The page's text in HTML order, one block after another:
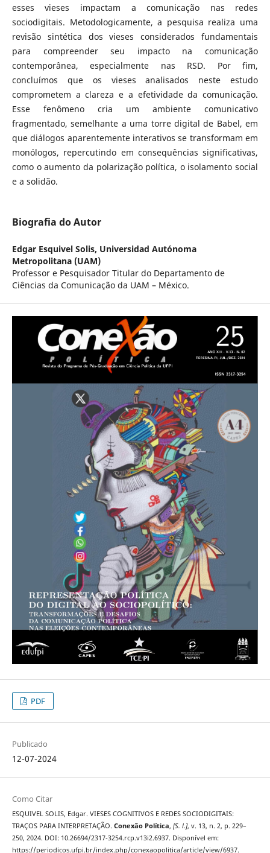
esses vieses impactam a comunicação nas redes
sociodigitais. Metodologicamente, a pesquisa realiza uma
revisão sintética dos vieses considerados fundamentais
para compreender seu impacto na comunicação
contemporânea, especialmente nas RSD. Por fim,
concluímos que os vieses analisados neste estudo
comprometem a clareza e a efetividade da comunicação.
Esse fenômeno cria um ambiente comunicativo
fragmentado, semelhante a uma torre digital de Babel, em
que diálogos aparentemente interativos se transformam em
monólogos, repercutindo em consequências significativas,
como o aumento da polarização política, o isolamento social
e a solidão.
Biografia do Autor
Edgar Esquivel Solis, Universidad Autónoma
Metropolitana (UAM)
Professor e Pesquisador Titular do Departamento de
Ciências da Comunicação da UAM – México.
PDF
Publicado
12-07-2024
Como Citar
ESQUIVEL SOLIS, Edgar. VIESES COGNITIVOS E REDES SOCIODIGITAIS:
TRAÇOS PARA INTERPRETAÇÃO. Conexão Política, [S. l.], v. 13, n. 2, p. 229–
250, 2024. DOI: 10.26694/2317-3254.rcp.v13i2.6937. Disponível em:
https://periodicos.ufpi.br/index.php/conexaopolitica/article/view/6937.